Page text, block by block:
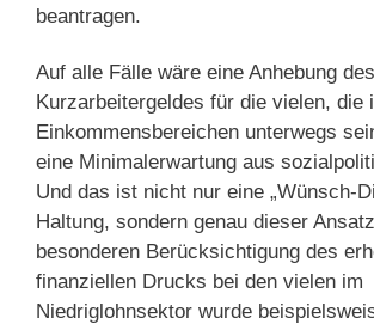
beantragen.
Auf alle Fälle wäre eine Anhebung des
Kurzarbeitergeldes für die vielen, die
Einkommensbereichen unterwegs
eine Minimalerwartung aus
Und das ist nicht nur eine „Wünsch-
Haltung, sondern genau dieser
besonderen Berücksichtigung des
finanziellen Drucks bei den vielen im
Niedriglohnsektor wurde